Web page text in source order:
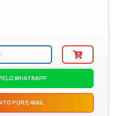
WHATSAPP
POR E-MAIL